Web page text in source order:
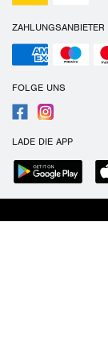
ZAHLUNGSANBIETER
FOLGE UNS
LADE DIE APP